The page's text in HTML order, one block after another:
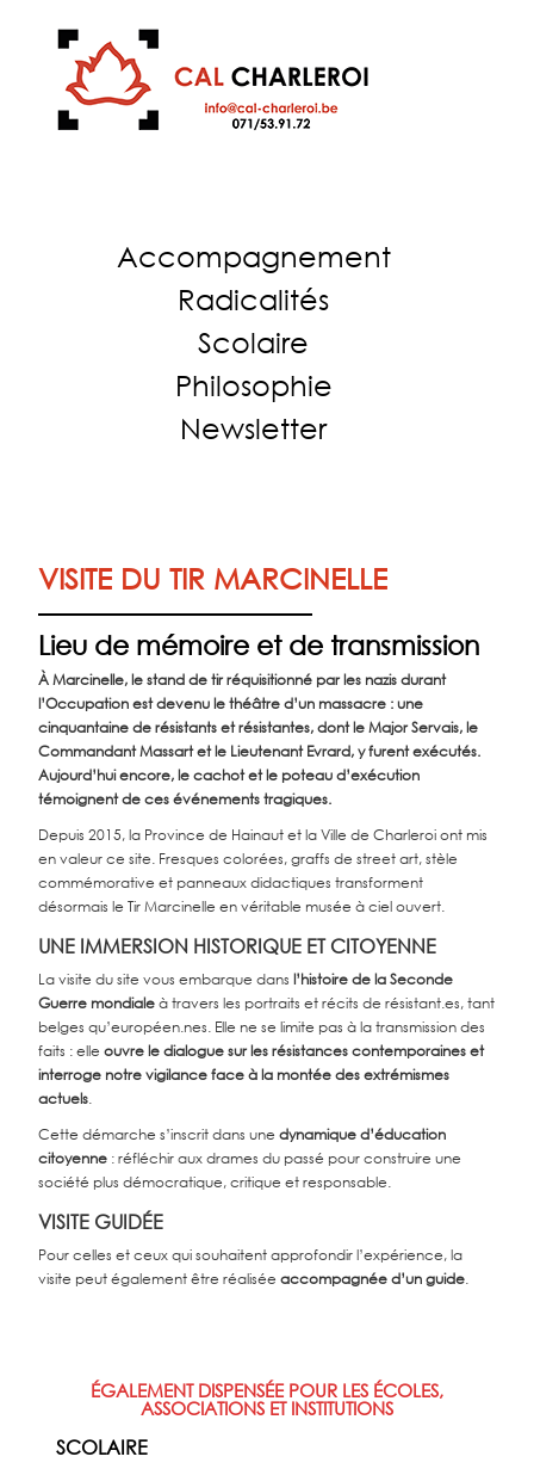
Accompagnement
Radicalités
Scolaire
Philosophie
Newsletter
VISITE DU TIR MARCINELLE
Lieu de mémoire et de transmission
À Marcinelle, le stand de tir réquisitionné par les nazis durant
l’Occupation est devenu le théâtre d’un massacre : une
cinquantaine de résistants et résistantes, dont le Major Servais, le
Commandant Massart et le Lieutenant Evrard, y furent exécutés.
Aujourd’hui encore, le cachot et le poteau d’exécution
témoignent de ces événements tragiques.
Depuis 2015, la Province de Hainaut et la Ville de Charleroi ont mis
en valeur ce site. Fresques colorées, graffs de street art, stèle
commémorative et panneaux didactiques transforment
désormais le Tir Marcinelle en véritable musée à ciel ouvert.
UNE IMMERSION HISTORIQUE ET CITOYENNE
La visite du site vous embarque dans l’histoire de la Seconde
Guerre mondiale à travers les portraits et récits de résistant.es, tant
belges qu’européen.nes. Elle ne se limite pas à la transmission des
faits : elleouvre le dialogue sur les résistances contemporaines et
interroge notre vigilance face à la montée des extrémismes
actuels.
Cette démarche s’inscrit dans unedynamique d’éducation
citoyenne : réfléchir aux drames du passé pour construire une
société plus démocratique, critique et responsable.
VISITE GUIDÉE
Pour celles et ceux qui souhaitent approfondir l’expérience, la
visite peut également être réaliséeaccompagnée d’un guide.
ÉGALEMENT DISPENSÉE POUR LES ÉCOLES,
ASSOCIATIONS ET INSTITUTIONS
SCOLAIRE